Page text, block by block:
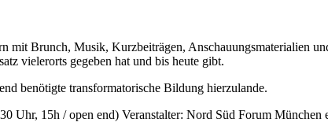
mit Brunch, Musik, Kurzbeiträgen, Anschauungsmaterialien
vielerorts gegeben hat und bis heute gibt.
benötigte transformatorische Bildung hierzulande.
Uhr, 15h / open end) Veranstalter: Nord Süd Forum München